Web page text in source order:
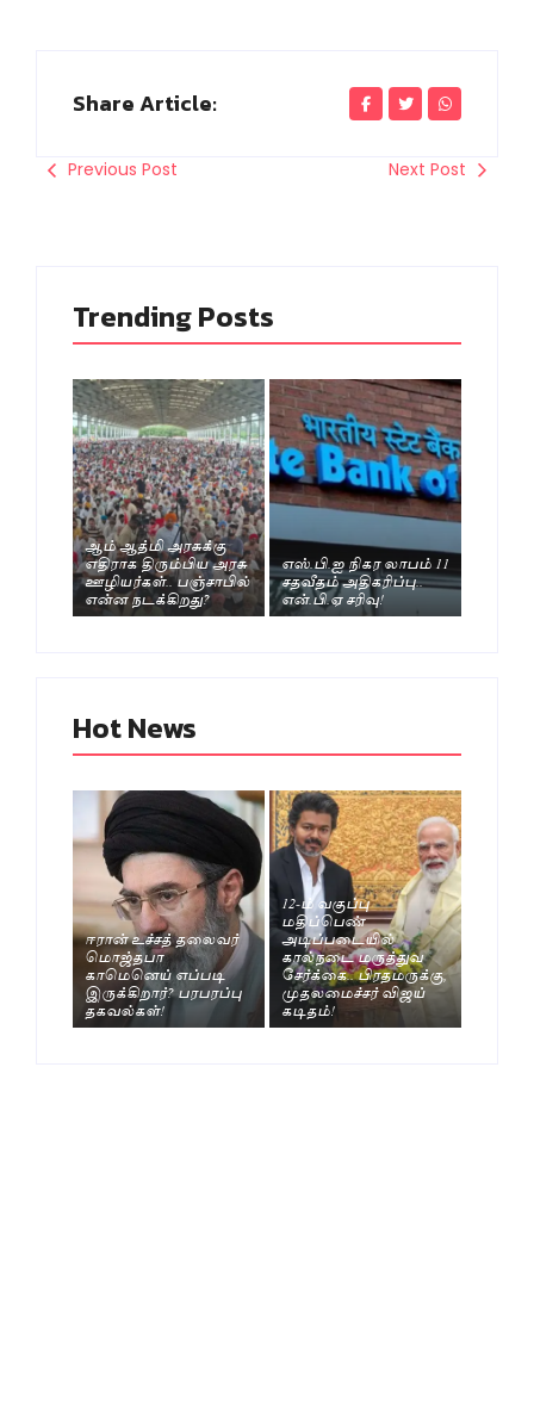
Share Article:
Previous Post Next Post
Trending Posts
ஆம் ஆத்மி அரசுக்கு
எதிராக திரும்பிய அரசு
ஊழியர்கள்.. பஞ்சாபில்
என்ன நடக்கிறது?
எஸ்.பி.ஐ நிகர லாபம் 11
சதவீதம் அதிகரிப்பு..
என்.பி.ஏ சரிவு!
Hot News
ஈரான் உச்சத் தலைவர்
மொஜ்தபா
காமெனெய் எப்படி
இருக்கிறார்? பரபரப்பு
தகவல்கள்!
12-ம் வகுப்பு
மதிப்பெண்
அடிப்படையில்
கால்நடை மருத்துவ
சேர்க்கை.. பிரதமருக்கு,
முதலமைச்சர் விஜய்
கடிதம்!